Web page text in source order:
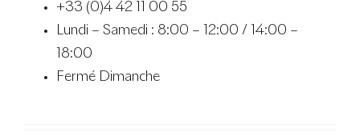
+33 (0)4 42 11 00 55
Lundi – Samedi : 8:00 – 12:00 / 14:00 –
18:00
Fermé Dimanche